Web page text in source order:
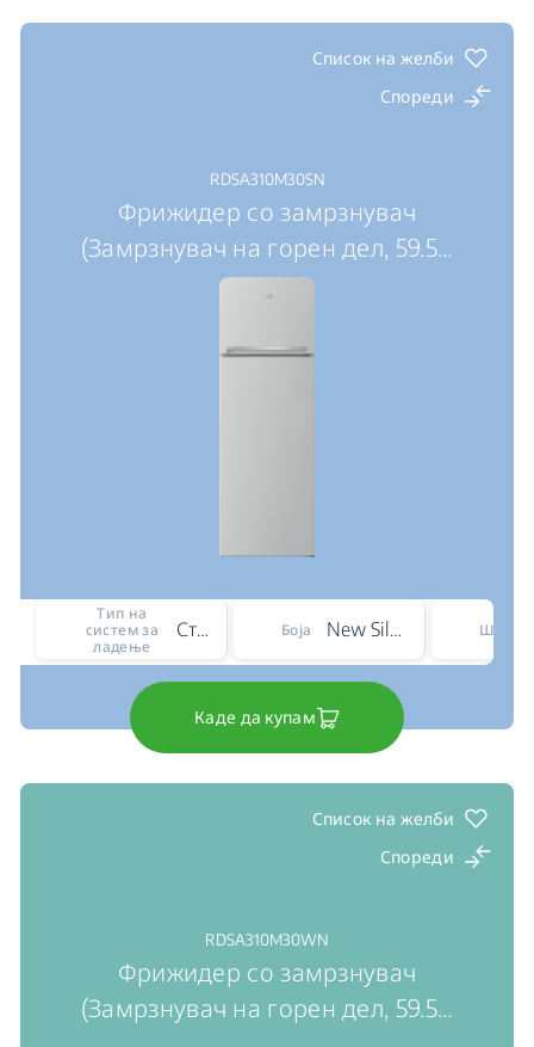
Список на желби
Спореди
RDSA310M30SN
Фрижидер со замрзнувач
(Замрзнувач на горен дел, 59.5…
Тип на
систем за
ладење
Статичен Боја New Silver – ARC 1035
Каде да купам
Список на желби
Спореди
RDSA310M30WN
Фрижидер со замрзнувач
(Замрзнувач на горен дел, 59.5…